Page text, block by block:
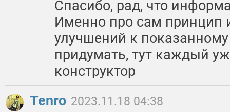
Спасибо, рад, что
Именно про сам принцип
улучшений к
придумать, тут каждый
конструктор
Tenro 2023.11.18 04:38